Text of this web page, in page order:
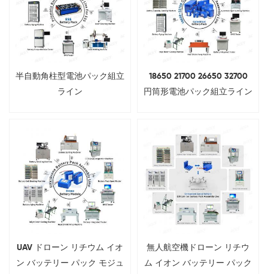
半自動角柱型電池パック組立
ライン
18650 21700 26650 32700
円筒形電池パック組立ライン
UAV ドローン リチウム イオ
ン バッテリー パック モジュ
無人航空機ドローン リチウ
ム イオン バッテリー パック